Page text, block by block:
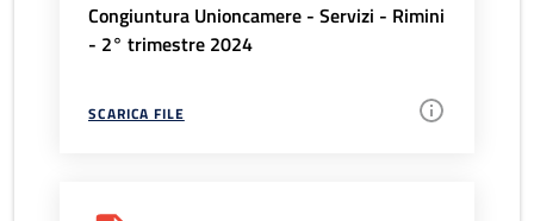
Congiuntura Unioncamere - Servizi - Rimini
- 2° trimestre 2024
SCARICA FILE